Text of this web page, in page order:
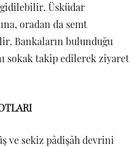
Üsküdar
oradan da semt
Bankaların bulunduğu
sokak takip edilerek ziyaret
ve sekiz pâdişâh devrini